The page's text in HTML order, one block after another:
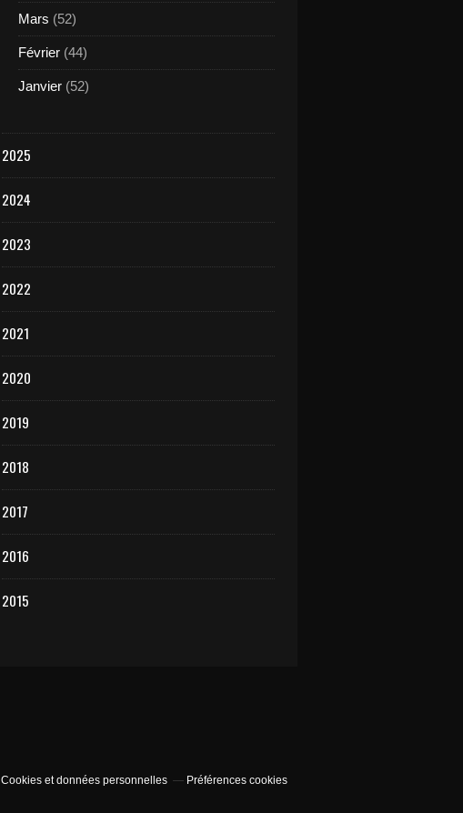
Mars (52)
Février (44)
Janvier (52)
2025
2024
2023
2022
2021
2020
2019
2018
2017
2016
2015
Cookies et données personnelles Préférences cookies